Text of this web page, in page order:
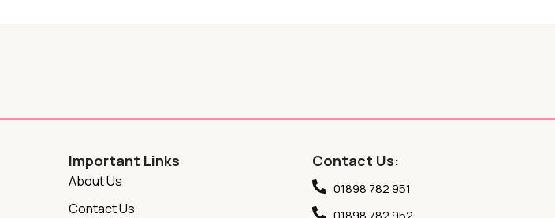
Important Links
About Us
Contact Us
Contact Us:
01898 782 951